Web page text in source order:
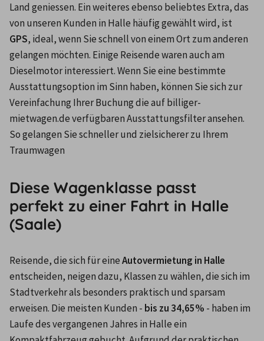
Land geniessen. Ein weiteres ebenso beliebtes Extra, das
GPS, ideal, wenn Sie schnell von einem Ort zum anderen
gelangen möchten. Einige Reisende waren auch am
Dieselmotor interessiert. Wenn Sie eine bestimmte
Ausstattungsoption im Sinn haben, können Sie sich zur
Vereinfachung Ihrer Buchung die auf billiger-
mietwagen.de verfügbaren Ausstattungsfilter ansehen.
So gelangen Sie schneller und zielsicherer zu Ihrem
Traumwagen
Diese Wagenklasse passt
perfekt zu einer Fahrt in Halle
(Saale)
Reisende, die sich für eine Autovermietung in Halle
entscheiden, neigen dazu, Klassen zu wählen, die sich im
Stadtverkehr als besonders praktisch und sparsam
erweisen. Die meisten Kunden - bis zu 34,65% - haben im
Laufe des vergangenen Jahres in Halle ein